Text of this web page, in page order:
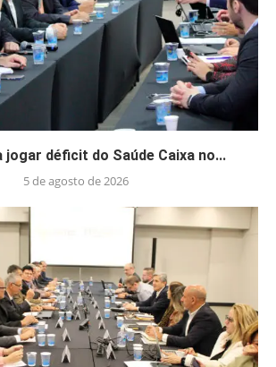
jogar déficit do Saúde Caixa no...
5 de agosto de 2026